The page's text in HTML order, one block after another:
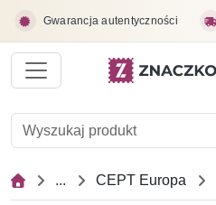
Gwarancja autentyczności
... CEPT Europa